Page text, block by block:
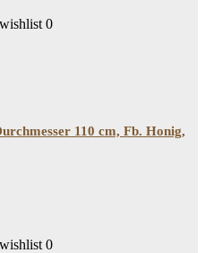
0
110 cm, Fb. Honig,
0